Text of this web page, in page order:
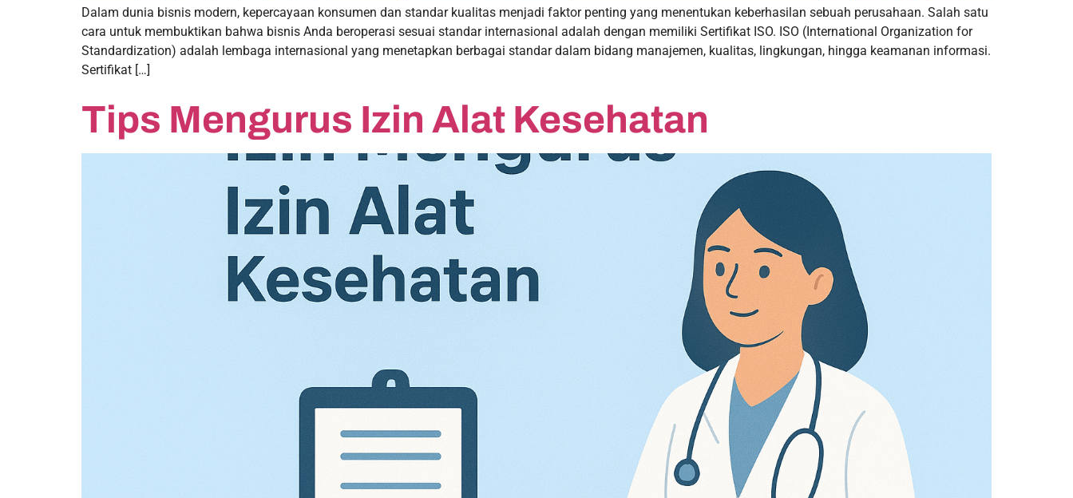
Dalam dunia bisnis modern, kepercayaan konsumen dan standar kualitas menjadi faktor penting yang menentukan keberhasilan sebuah perusahaan. Salah satu
cara untuk membuktikan bahwa bisnis Anda beroperasi sesuai standar internasional adalah dengan memiliki Sertifikat ISO. ISO (International Organization for
Standardization) adalah lembaga internasional yang menetapkan berbagai standar dalam bidang manajemen, kualitas, lingkungan, hingga keamanan informasi.
Sertifikat […]
Tips Mengurus Izin Alat Kesehatan